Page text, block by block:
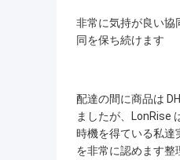
非常に気持が良い協
同を保ち続けます
配達の間に商品は
ましたが、LonRise
時機を得ている私達
を非常に認めます整